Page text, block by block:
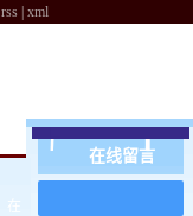
rss xml
在
在线留言